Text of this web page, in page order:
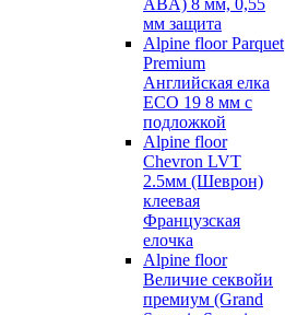
ABA) 8 мм, 0,55
мм защита
Alpine floor Parquet
Premium
Английская елка
ECO 19 8 мм с
подложкой
Alpine floor
Chevron LVT
2.5мм (Шеврон)
клеевая
Французская
елочка
Alpine floor
Величие секвойи
премиум (Grand